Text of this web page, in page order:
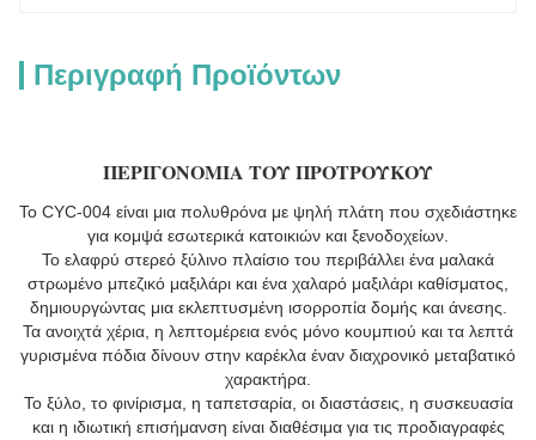
Περιγραφή Προϊόντων
ΠΕΡΙΓΟΝΟΜΙΑ ΤΟΥ ΠΡΟΤΡΟΥΚΟΥ
Το CYC-004 είναι μια πολυθρόνα με ψηλή πλάτη που σχεδιάστηκε
για κομψά εσωτερικά κατοικιών και ξενοδοχείων.
Το ελαφρύ στερεό ξύλινο πλαίσιο του περιβάλλει ένα μαλακά
στρωμένο μπεζικό μαξιλάρι και ένα χαλαρό μαξιλάρι καθίσματος,
δημιουργώντας μια εκλεπτυσμένη ισορροπία δομής και άνεσης.
Τα ανοιχτά χέρια, η λεπτομέρεια ενός μόνο κουμπιού και τα λεπτά
γυρισμένα πόδια δίνουν στην καρέκλα έναν διαχρονικό μεταβατικό
χαρακτήρα.
Το ξύλο, το φινίρισμα, η ταπετσαρία, οι διαστάσεις, η συσκευασία
και η ιδιωτική επισήμανση είναι διαθέσιμα για τις προδιαγραφές